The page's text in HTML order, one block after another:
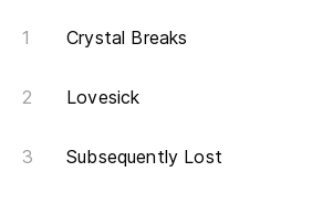
Crystal Breaks
Lovesick
Subsequently Lost